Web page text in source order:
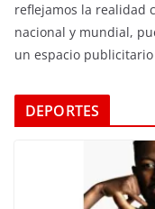
reflejamos la realidad
nacional y mundial,
un espacio
DEPORTES